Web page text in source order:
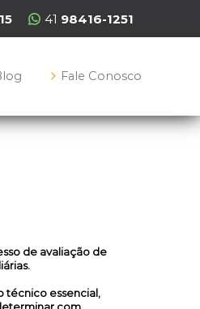
41 98416-1251
Fale Conosco
de avaliação de
técnico essencial,